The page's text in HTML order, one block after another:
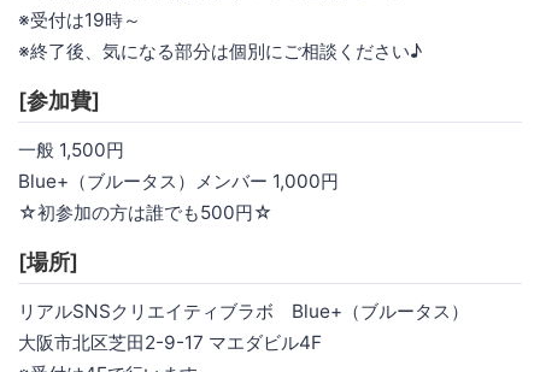
※受付は19時～
※終了後、気になる部分は個別にご相談ください♪
[参加費]
一般 1,500円
Blue+（ブルータス）メンバー 1,000円
☆初参加の方は誰でも500円☆
[場所]
リアルSNSクリエイティブラボ Blue+（ブルータス）
大阪市北区芝田2-9-17 マエダビル4F